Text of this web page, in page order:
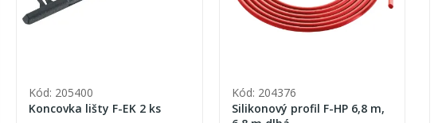
Kód: 205400
Koncovka lišty F-EK 2 ks
Kód: 204376
Silikonový profil F-HP 6,8 m,